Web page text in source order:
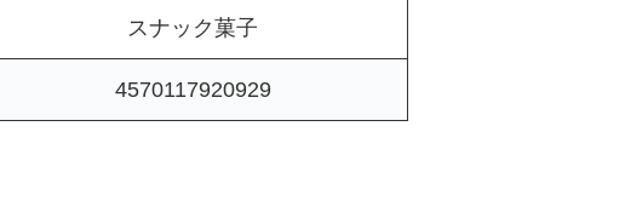
スナック菓子
4570117920929